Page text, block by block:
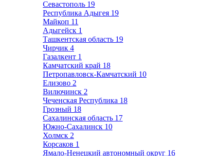
Севастополь 19
Республика Адыгея 19
Майкоп 11
Адыгейск 1
Ташкентская область 19
Чирчик 4
Газалкент 1
Камчатский край 18
Петропавловск-Камчатский 10
Елизово 2
Вилючинск 2
Чеченская Республика 18
Грозный 18
Сахалинская область 17
Южно-Сахалинск 10
Холмск 2
Корсаков 1
Ямало-Ненецкий автономный округ 16